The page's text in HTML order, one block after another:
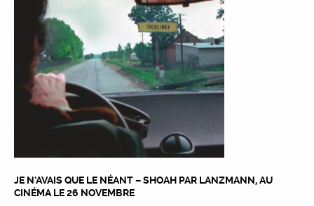
JE N’AVAIS QUE LE NÉANT – SHOAH PAR LANZMANN, AU
CINÉMA LE 26 NOVEMBRE